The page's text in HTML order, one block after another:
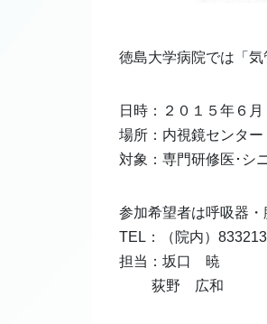
徳島大学病院では「気
日時：２０１５年６
場所：内視鏡センタ
対象：専門研修医･シ
参加希望者は呼吸器・
TEL：（院内）
担当：坂口 暁
荻野 広和